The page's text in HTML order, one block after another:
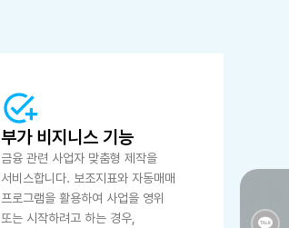
부가 비지니스 기능
금융 관련 사업자 맞춤형 제작을
서비스합니다. 보조지표와 자동매매
프로그램을 활용하여 사업을 영위
또는 시작하려고 하는 경우,